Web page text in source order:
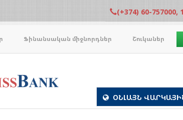
(+374) 60-757000,
Ֆինանսական միջնորդներ Շուկաներ
ՕՆԼԱՅՆ